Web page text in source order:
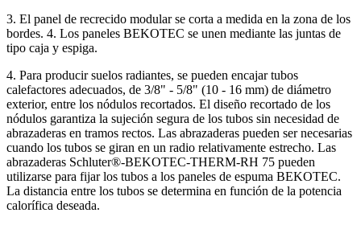
3. El panel de recrecido modular se corta a medida en la zona de los
bordes. 4. Los paneles BEKOTEC se unen mediante las juntas de
tipo caja y espiga.
4. Para producir suelos radiantes, se pueden encajar tubos
calefactores adecuados, de 3/8" - 5/8" (10 - 16 mm) de diámetro
exterior, entre los nódulos recortados. El diseño recortado de los
nódulos garantiza la sujeción segura de los tubos sin necesidad de
abrazaderas en tramos rectos. Las abrazaderas pueden ser necesarias
cuando los tubos se giran en un radio relativamente estrecho. Las
abrazaderas Schluter®-BEKOTEC-THERM-RH 75 pueden
utilizarse para fijar los tubos a los paneles de espuma BEKOTEC.
La distancia entre los tubos se determina en función de la potencia
calorífica deseada.